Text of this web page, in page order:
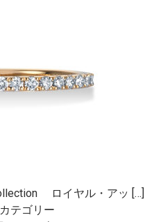
ロイヤル・アッ […]
テゴリー